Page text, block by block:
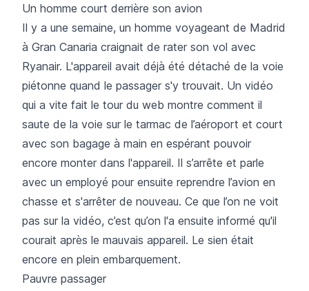
Un homme court derrière son avion
Il y a une semaine, un homme voyageant de Madrid
à Gran Canaria craignait de rater son vol avec
Ryanair. L'appareil avait déjà été détaché de la voie
piétonne quand le passager s'y trouvait. Un vidéo
qui a vite fait le tour du web montre comment il
saute de la voie sur le tarmac de l’aéroport et court
avec son bagage à main en espérant pouvoir
encore monter dans l'appareil. Il s’arrête et parle
avec un employé pour ensuite reprendre l’avion en
chasse et s'arrêter de nouveau. Ce que l’on ne voit
pas sur la vidéo, c’est qu’on l'a ensuite informé qu'il
courait après le mauvais appareil. Le sien était
encore en plein embarquement.
Pauvre passager